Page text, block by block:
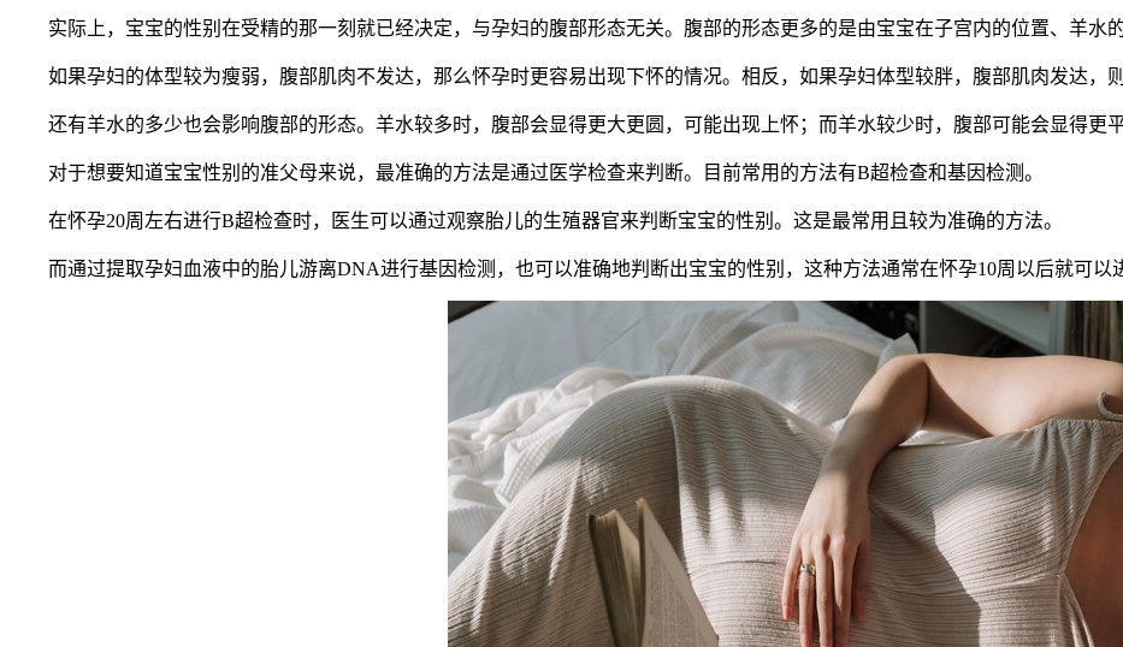
实际上，宝宝的性别在受精的那一刻就已经决定，与孕妇的腹部形态无关。腹部的形态更多的是由宝宝在子宫内的位置、羊水的
如果孕妇的体型较为瘦弱，腹部肌肉不发达，那么怀孕时更容易出现下怀的情况。相反，如果孕妇体型较胖，腹部肌肉发达，则
还有羊水的多少也会影响腹部的形态。羊水较多时，腹部会显得更大更圆，可能出现上怀；而羊水较少时，腹部可能会显得更平
对于想要知道宝宝性别的准父母来说，最准确的方法是通过医学检查来判断。目前常用的方法有B超检查和基因检测。
在怀孕20周左右进行B超检查时，医生可以通过观察胎儿的生殖器官来判断宝宝的性别。这是最常用且较为准确的方法。
而通过提取孕妇血液中的胎儿游离DNA进行基因检测，也可以准确地判断出宝宝的性别，这种方法通常在怀孕10周以后就可以